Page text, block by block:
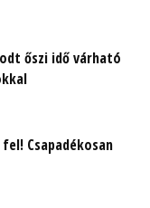
őszi idő várható
Csapadékosan